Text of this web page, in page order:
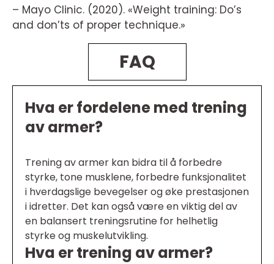
– Mayo Clinic. (2020). «Weight training: Do’s
and don’ts of proper technique.»
FAQ
Hva er fordelene med trening
av armer?
Trening av armer kan bidra til å forbedre
styrke, tone musklene, forbedre funksjonalitet
i hverdagslige bevegelser og øke prestasjonen
i idretter. Det kan også være en viktig del av
en balansert treningsrutine for helhetlig
styrke og muskelutvikling.
Hva er trening av armer?